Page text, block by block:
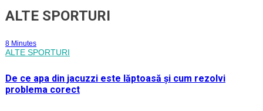
ALTE SPORTURI
8 Minutes
ALTE SPORTURI
De ce apa din jacuzzi este lăptoasă și cum rezolvi
problema corect